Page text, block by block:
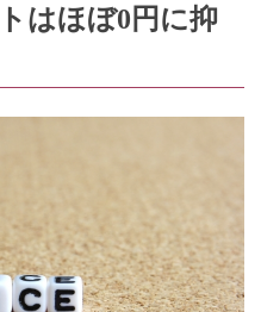
はほぼ0円に抑